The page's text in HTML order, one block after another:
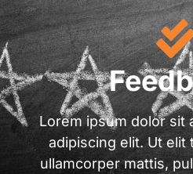
Lorem ipsum dolor sit
adipiscing elit. Ut elit
ullamcorper mattis,